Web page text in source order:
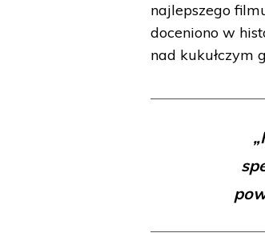
najlepszego
doceniono w
nad kukułczym